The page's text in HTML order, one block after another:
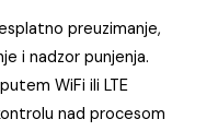
preuzimanje,
i nadzor punjenja.
WiFi ili LTE
nad procesom